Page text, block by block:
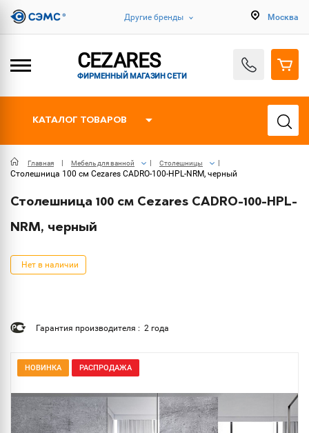
Другие бренды Москва
CEZARES
ФИРМЕННЫЙ МАГАЗИН СЕТИ
КАТАЛОГ ТОВАРОВ
Главная Мебель для ванной Столешницы
Столешница 100 см Cezares CADRO-100-HPL-NRM, черный
Столешница 100 см Cezares CADRO-100-HPL-
NRM, черный
Нет в наличии
Гарантия производителя : 2 года
НОВИНКА РАСПРОДАЖА